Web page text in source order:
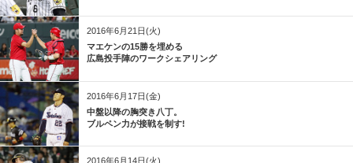
2016年6月21日(火)
マエケンの15勝を埋める
広島投手陣のワークシェアリング
2016年6月17日(金)
中盤以降の胸突き八丁。
ブルペン力が接戦を制す!
2016年6月14日(火)